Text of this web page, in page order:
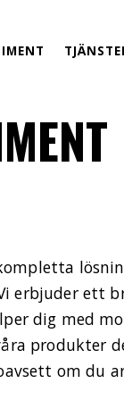
erbjuder ett
dig med
produkter
om du